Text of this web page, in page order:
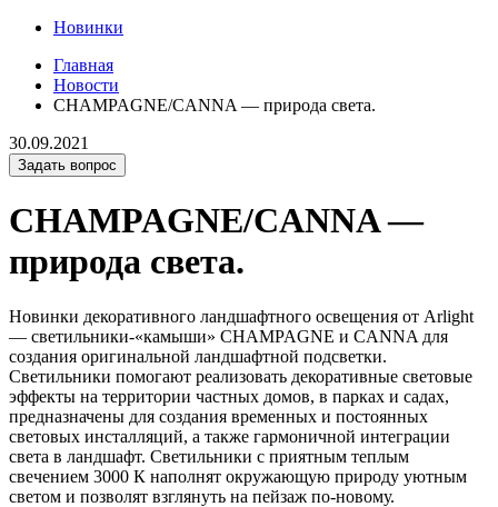
Новинки
Главная
Новости
CHAMPAGNE/CANNA — природа света.
30.09.2021
Задать вопрос
CHAMPAGNE/CANNA —
природа света.
Новинки декоративного ландшафтного освещения от Arlight
— светильники-«камыши» CHAMPAGNE и CANNA для
создания оригинальной ландшафтной подсветки.
Светильники помогают реализовать декоративные световые
эффекты на территории частных домов, в парках и садах,
предназначены для создания временных и постоянных
световых инсталляций, а также гармоничной интеграции
света в ландшафт. Светильники с приятным теплым
свечением 3000 К наполнят окружающую природу уютным
светом и позволят взглянуть на пейзаж по-новому.